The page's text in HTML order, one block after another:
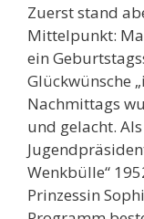
Zuerst stand
Mittelpunkt:
ein
Glückwünsche
Nachmittags
und gelacht.
Wenkbülle“
Prinzessin